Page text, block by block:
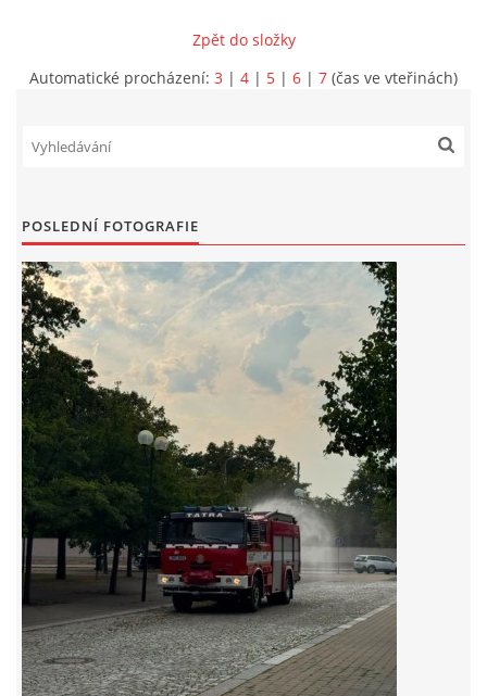
Sbor dobrovolných hasičů Koterov
Koterovská náves 15
326 00 Plzeň
záznamník/fax.377443505 mob.725725474
hasicikoterov@email.cz
© 2026 eStránky.cz |RSS|WebSlice |Tisk|Aktualizováno: 4. 8. 2026
Nahoru ↑
Zpět do složky
Automatické procházení: 3 | 4 | 5 | 6 | 7 (čas ve vteřinách)
POSLEDNÍ FOTOGRAFIE